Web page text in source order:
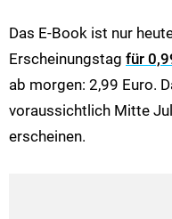
Das E-Book ist nur
Erscheinungstag für
ab morgen: 2,99 Euro.
voraussichtlich Mitte
erscheinen.